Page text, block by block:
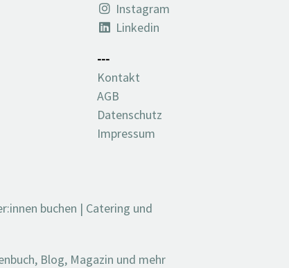
Instagram
Linkedin
---
Kontakt
AGB
Datenschutz
Impressum
buchen | Catering und
Blog, Magazin und mehr